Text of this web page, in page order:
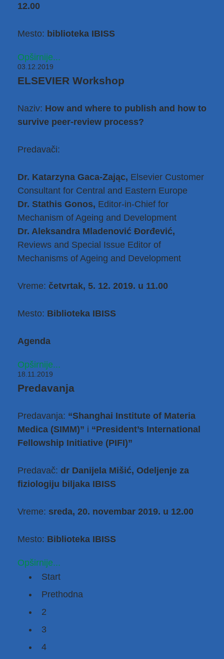
12.00
Mesto: biblioteka IBISS
Opširnije...
03.12.2019
ELSEVIER Workshop
Naziv: How and where to publish and how to
survive peer-review process?
Predavači:
Dr. Katarzyna Gaca-Zając, Elsevier Customer
Consultant for Central and Eastern Europe
Dr. Stathis Gonos, Editor-in-Chief for
Mechanism of Ageing and Development
Dr. Aleksandra Mladenović Đorđević,
Reviews and Special Issue Editor of
Mechanisms of Ageing and Development
Vreme: četvrtak, 5. 12. 2019. u 11.00
Mesto: Biblioteka IBISS
Agenda
Opširnije...
18.11.2019
Predavanja
Predavanja: “Shanghai Institute of Materia
Medica (SIMM)” i “President’s International
Fellowship Initiative (PIFI)”
Predavač: dr Danijela Mišić, Odeljenje za
fiziologiju biljaka IBISS
Vreme: sreda, 20. novembar 2019. u 12.00
Mesto: Biblioteka IBISS
Opširnije...
Start
Prethodna
2
3
4